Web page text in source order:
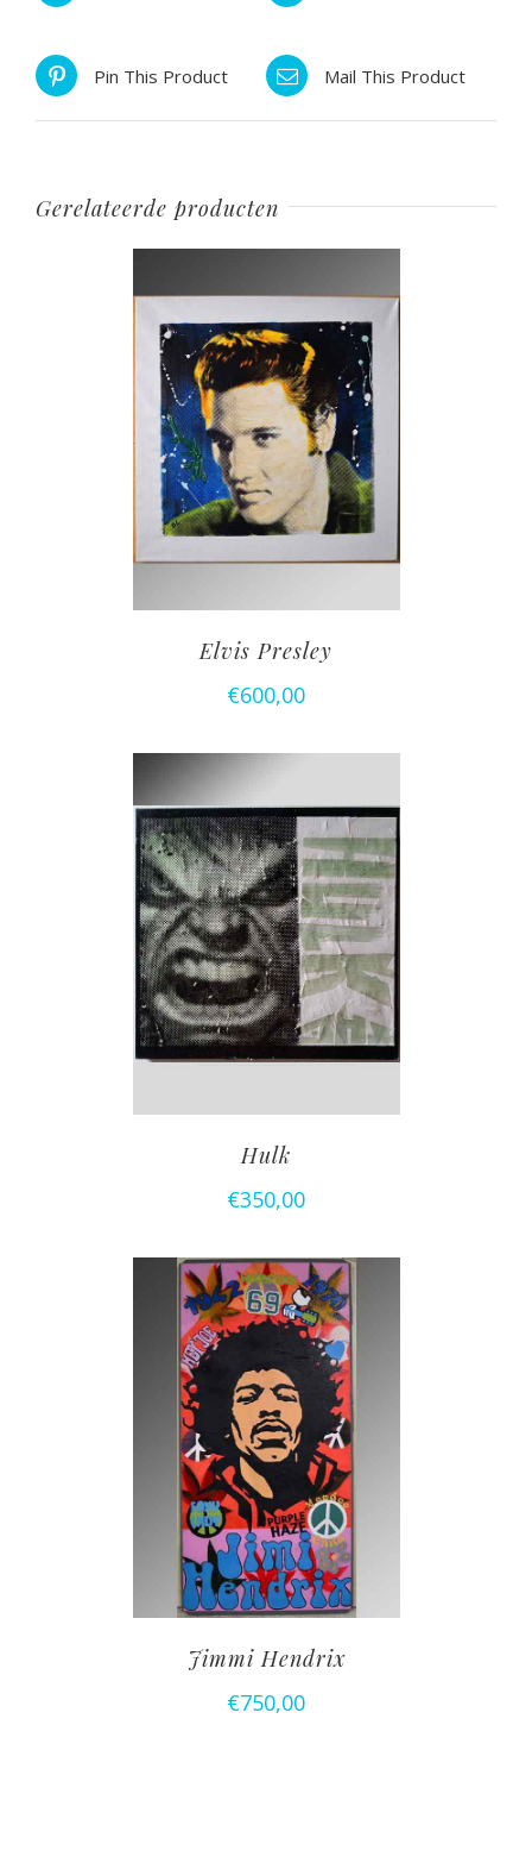
Pin This Product Mail This Product
Gerelateerde producten
TOEVOEGEN AAN
WINKELWAGEN
Elvis Presley
€600,00
TOEVOEGEN AAN
WINKELWAGEN
Hulk
€350,00
TOEVOEGEN AAN
WINKELWAGEN
Jimmi Hendrix
€750,00